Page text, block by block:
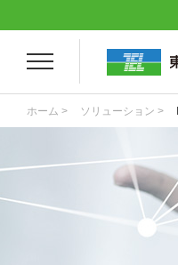
ホーム > ソリューション >